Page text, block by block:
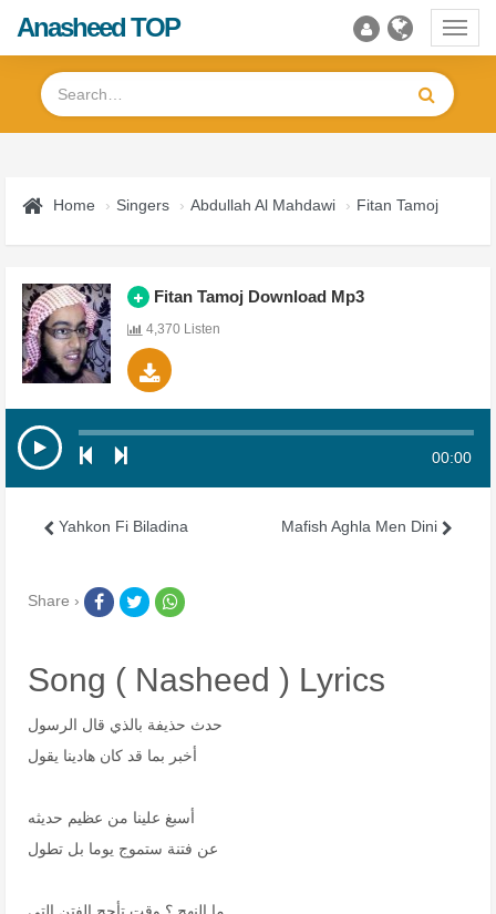
Anasheed TOP
Home Singers Abdullah Al Mahdawi Fitan Tamoj
Fitan Tamoj Download Mp3
4,370 Listen
00:00
Yahkon Fi Biladina
Share ›
Song ( Nasheed ) Lyrics
حدث حذيفة بالذي قال الرسول
أخبر بما قد كان هادينا يقول
أسبغ علينا من عظيم حديثه
عن فتنة ستموج يوما بل تطول